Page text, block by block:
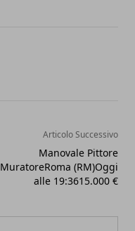
Articolo Successivo
Manovale Pittore
MuratoreRoma (RM)Oggi
alle 19:3615.000 €